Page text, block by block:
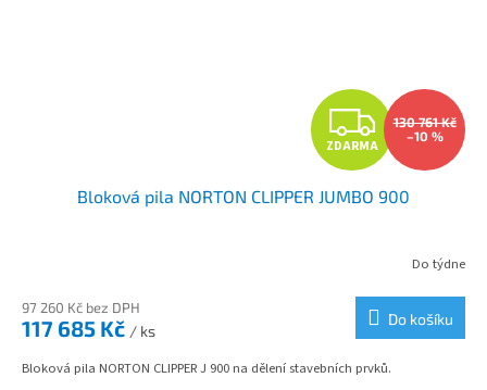
Z
D
A
M
A
ZDARMA
130 761 Kč
–10 %
Bloková pila NORTON CLIPPER JUMBO 900
Do týdne
97 260 Kč bez DPH
117 685 Kč / ks
Do košíku
Bloková pila NORTON CLIPPER J 900 na dělení stavebních prvků.